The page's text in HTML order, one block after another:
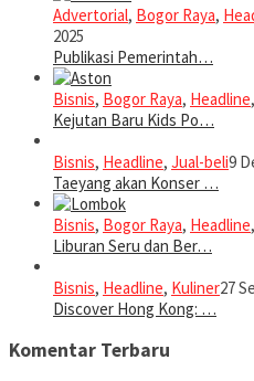
Advertorial, Bogor Raya,
2025
Publikasi Pemerintah…
Bisnis, Bogor Raya, Headline,
Kejutan Baru Kids Po…
Bisnis, Headline, Jual-beli9
Taeyang akan Konser …
Bisnis, Bogor Raya, Headline,
Liburan Seru dan Ber…
Bisnis, Headline, Kuliner27
Discover Hong Kong: …
Komentar Terbaru